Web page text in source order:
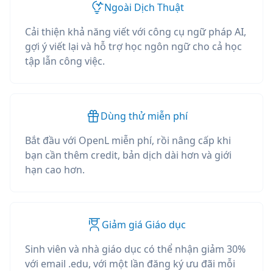
Ngoài Dịch Thuật
Cải thiện khả năng viết với công cụ ngữ pháp AI,
gợi ý viết lại và hỗ trợ học ngôn ngữ cho cả học
tập lẫn công việc.
Dùng thử miễn phí
Bắt đầu với OpenL miễn phí, rồi nâng cấp khi
bạn cần thêm credit, bản dịch dài hơn và giới
hạn cao hơn.
Giảm giá Giáo dục
Sinh viên và nhà giáo dục có thể nhận giảm 30%
với email .edu, với một lần đăng ký ưu đãi mỗi